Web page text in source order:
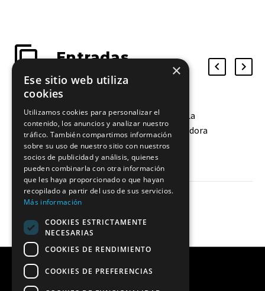
Entradas
relacionadas
El Fedes Ascensores Ciudad de La
Laguna incorpora a otra colocadora
Naiara Ramos se incorpora al
equipo aurinegro para pelear en
Superliga Femenina 2
10 Nov 2023
×
Ese sitio web utiliza
cookies
Utilizamos cookies para personalizar el
contenido, los anuncios y analizar nuestro
tráfico. También compartimos información
sobre su uso de nuestro sitio con nuestros
socios de publicidad y análisis, quienes
pueden combinarla con otra información
que les haya proporcionado o que hayan
recopilado a partir del uso de sus servicios.
Más información
COOKIES ESTRICTAMENTE
NECESARIAS
COOKIES DE RENDIMIENTO
COOKIES DE PREFERENCIAS